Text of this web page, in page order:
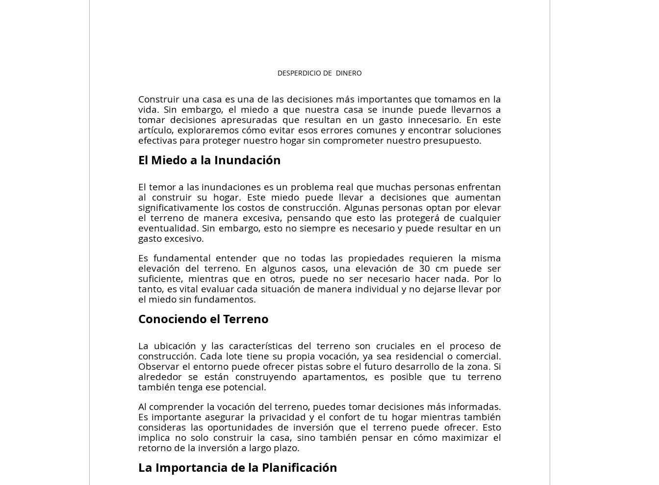
DESPERDICIO DE  DINERO
Construir una casa es una de las decisiones más importantes que tomamos en la
vida. Sin embargo, el miedo a que nuestra casa se inunde puede llevarnos a
tomar decisiones apresuradas que resultan en un gasto innecesario. En este
artículo, exploraremos cómo evitar esos errores comunes y encontrar soluciones
efectivas para proteger nuestro hogar sin comprometer nuestro presupuesto.
El Miedo a la Inundación
El temor a las inundaciones es un problema real que muchas personas enfrentan
al construir su hogar. Este miedo puede llevar a decisiones que aumentan
significativamente los costos de construcción. Algunas personas optan por elevar
el terreno de manera excesiva, pensando que esto las protegerá de cualquier
eventualidad. Sin embargo, esto no siempre es necesario y puede resultar en un
gasto excesivo.
Es fundamental entender que no todas las propiedades requieren la misma
elevación del terreno. En algunos casos, una elevación de 30 cm puede ser
suficiente, mientras que en otros, puede no ser necesario hacer nada. Por lo
tanto, es vital evaluar cada situación de manera individual y no dejarse llevar por
el miedo sin fundamentos.
Conociendo el Terreno
La ubicación y las características del terreno son cruciales en el proceso de
construcción. Cada lote tiene su propia vocación, ya sea residencial o comercial.
Observar el entorno puede ofrecer pistas sobre el futuro desarrollo de la zona. Si
alrededor se están construyendo apartamentos, es posible que tu terreno
también tenga ese potencial.
Al comprender la vocación del terreno, puedes tomar decisiones más informadas.
Es importante asegurar la privacidad y el confort de tu hogar mientras también
consideras las oportunidades de inversión que el terreno puede ofrecer. Esto
implica no solo construir la casa, sino también pensar en cómo maximizar el
retorno de la inversión a largo plazo.
La Importancia de la Planificación